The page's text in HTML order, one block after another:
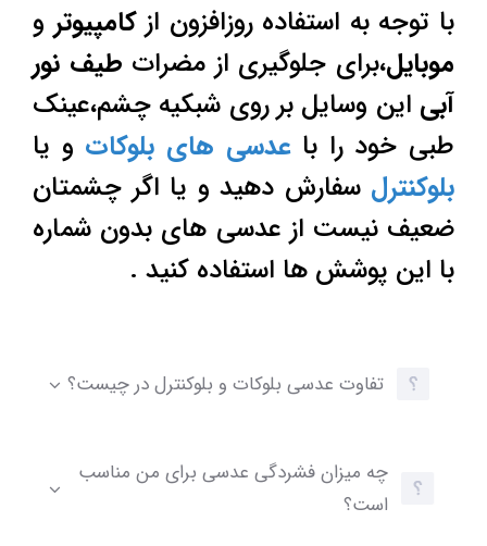
با توجه به استفاده روزافزون ازکامپیوتر و
موبایل،برای جلوگیری از مضرات طیف نور
آبی این وسایل بر روی شبکیه چشم،عینک
طبی خود را باعدسی های بلوکات و یا
بلوکنترل سفارش دهید و یا اگر چشمتان
ضعیف نیست از عدسی های بدون شماره
با این پوشش ها استفاده کنید .
تفاوت عدسی بلوکات و بلوکنترل در چیست؟
چه میزان فشردگی عدسی برای من مناسب
است؟